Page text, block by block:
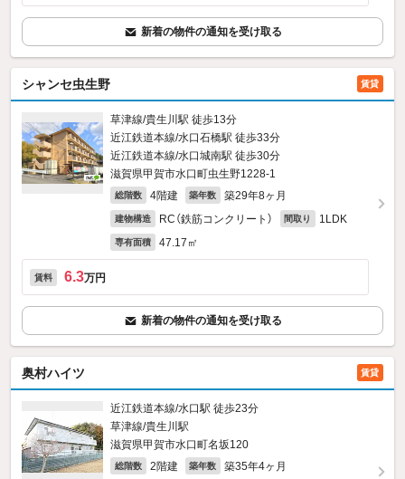
新着の物件の通知を受け取る
シャンセ虫生野 賃貸
草津線/貴生川駅 徒歩13分
近江鉄道本線/水口石橋駅 徒歩33分
近江鉄道本線/水口城南駅 徒歩30分
滋賀県甲賀市水口町虫生野1228‐1
総階数 4階建 築年数 築29年8ヶ月
建物構造 RC（鉄筋コンクリート） 間取り 1LDK
専有面積 47.17㎡
賃料 6.3万円
新着の物件の通知を受け取る
奥村ハイツ 賃貸
近江鉄道本線/水口駅 徒歩23分
草津線/貴生川駅
滋賀県甲賀市水口町名坂120
総階数 2階建 築年数 築35年4ヶ月